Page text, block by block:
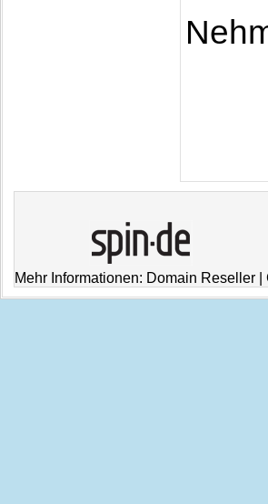
Mehr Informationen: Domain Reseller